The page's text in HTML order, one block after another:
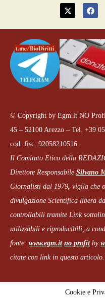
© Copyright by Egm.it NO
45 – 52100 Arezzo – Tel. +39
cod. fisc. 92058210516
Il Comitato Etico della
Direttore Responsabile Silvano
Giornalisti dal 1979, vigila che
divulgazione Scientifica libera
controllabili tramite Link
utilizzabili e riproducibili, a
fonte: www.egm.it no profitby
citate con link in questo articolo.
Cookie e